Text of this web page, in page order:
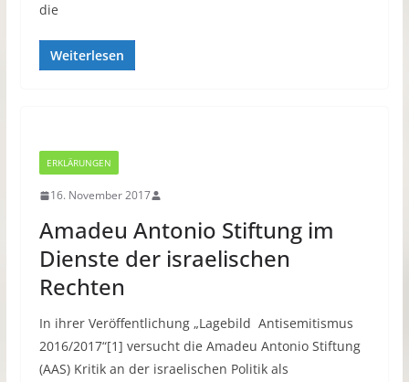
die
Weiterlesen
ERKLÄRUNGEN
16. November 2017
Amadeu Antonio Stiftung im
Dienste der israelischen
Rechten
In ihrer Veröffentlichung „Lagebild Antisemitismus
2016/2017“[1] versucht die Amadeu Antonio Stiftung
(AAS) Kritik an der israelischen Politik als